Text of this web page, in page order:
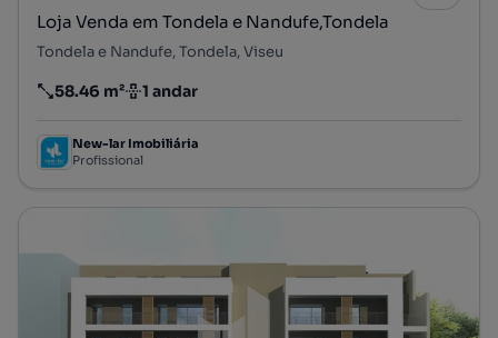
Loja Venda em Tondela e Nandufe,Tondela
Tondela e Nandufe, Tondela, Viseu
Preço por metro quadrado
58.46 m²
Andar 1 andar
New-lar Imobiliária
Profissional